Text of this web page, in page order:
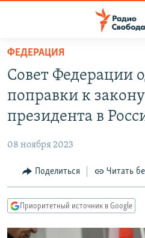
упрощенного
доступа
основному
Вернутся
Вернутся
АВТОРСКИЕ ПРОЕКТЫ
МНЕНИЯ
КУЛЬТУРА
КАВКАЗ.РЕАЛИИ
ФЕДЕРАЦИЯ
Совет Федерации
поправки к
президента в
08 ноября 2023
Поделиться Читать
Приоритетный источник в Google